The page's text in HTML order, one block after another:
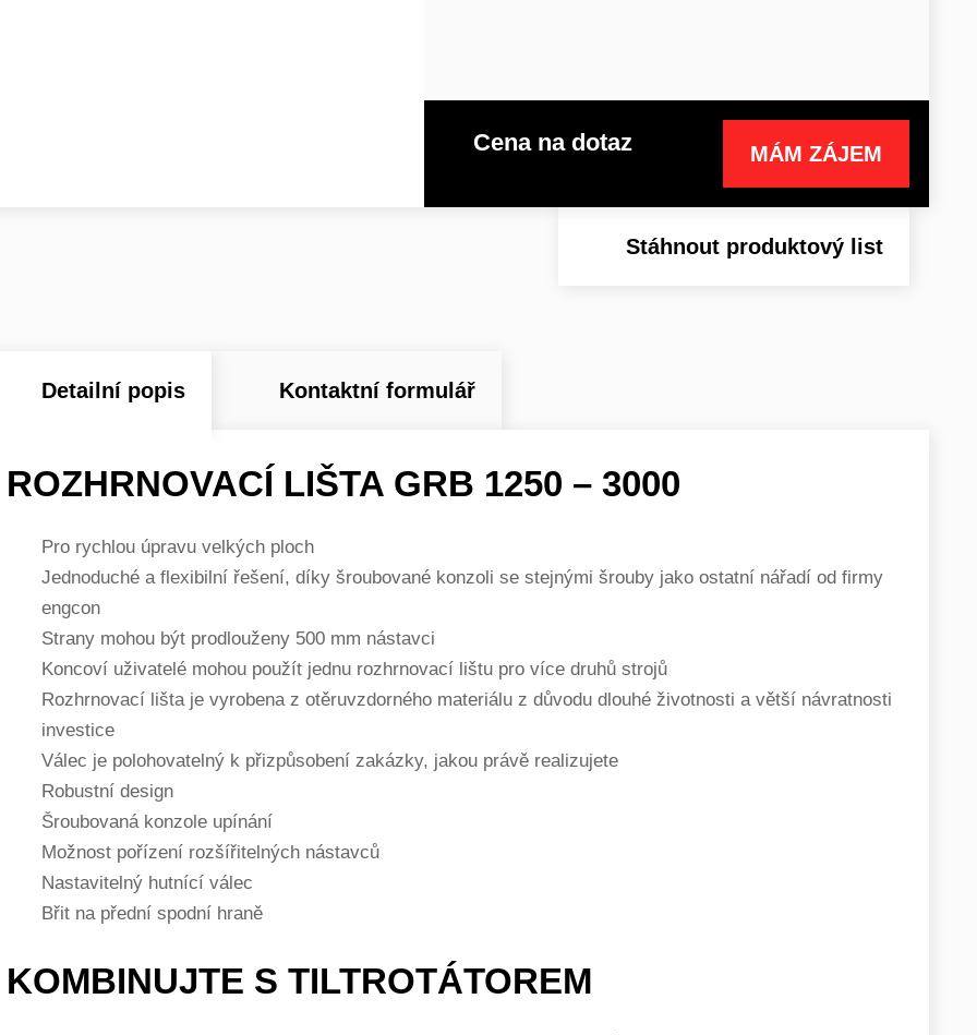
Cena na dotaz MÁM ZÁJEM
Stáhnout produktový list
Detailní popis Kontaktní formulář
ROZHRNOVACÍ LIŠTA GRB 1250 – 3000
Pro rychlou úpravu velkých ploch
Jednoduché a flexibilní řešení, díky šroubované konzoli se stejnými šrouby jako ostatní nářadí od firmy
engcon
Strany mohou být prodlouženy 500 mm nástavci
Koncoví uživatelé mohou použít jednu rozhrnovací lištu pro více druhů strojů
Rozhrnovací lišta je vyrobena z otěruvzdorného materiálu z důvodu dlouhé životnosti a větší návratnosti
investice
Válec je polohovatelný k přizpůsobení zakázky, jakou právě realizujete
Robustní design
Šroubovaná konzole upínání
Možnost pořízení rozšířitelných nástavců
Nastavitelný hutnící válec
Břit na přední spodní hraně
KOMBINUJTE S TILTROTÁTOREM